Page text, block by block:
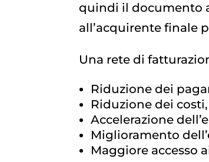
quindi il documento
all’acquirente finale
Una rete di
Riduzione dei
Riduzione dei costi,
Accelerazione
Miglioramento
Maggiore accesso